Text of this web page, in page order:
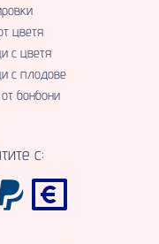
цветя
с цветя
с плодове
бонбони
с: